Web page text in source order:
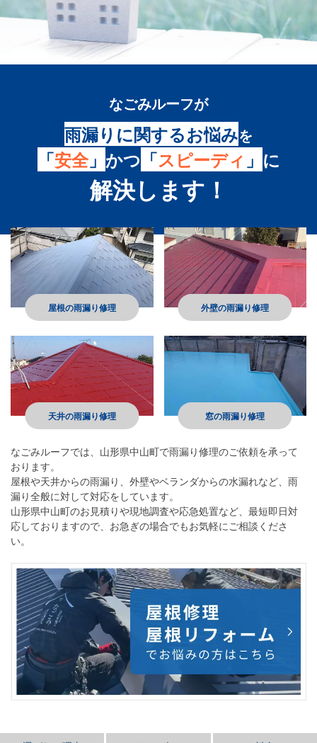
なごみルーフが
雨漏りに関するお悩みを
「安全」 かつ 「スピーディ 」 に
解決します！
屋根の雨漏り修理 外壁の雨漏り修理
天井の雨漏り修理 窓の雨漏り修理
なごみルーフでは、山形県中山町で雨漏り修理のご依頼を承って
おります。
屋根や天井からの雨漏り、外壁やベランダからの水漏れなど、雨
漏り全般に対して対応をしています。
山形県中山町のお見積りや現地調査や応急処置など、最短即日対
応しておりますので、お急ぎの場合でもお気軽にご相談くださ
い。